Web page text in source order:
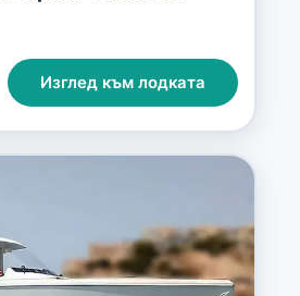
Изглед към лодката